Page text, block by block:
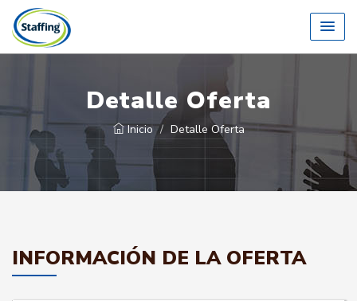
Detalle Oferta
Inicio Detalle Oferta
INFORMACIÓN DE LA OFERTA